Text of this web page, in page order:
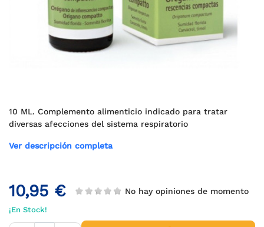
10 ML. Complemento alimenticio indicado para tratar
diversas afecciones del sistema respiratorio
Ver descripción completa
10,95 € No hay opiniones de momento
¡En Stock!